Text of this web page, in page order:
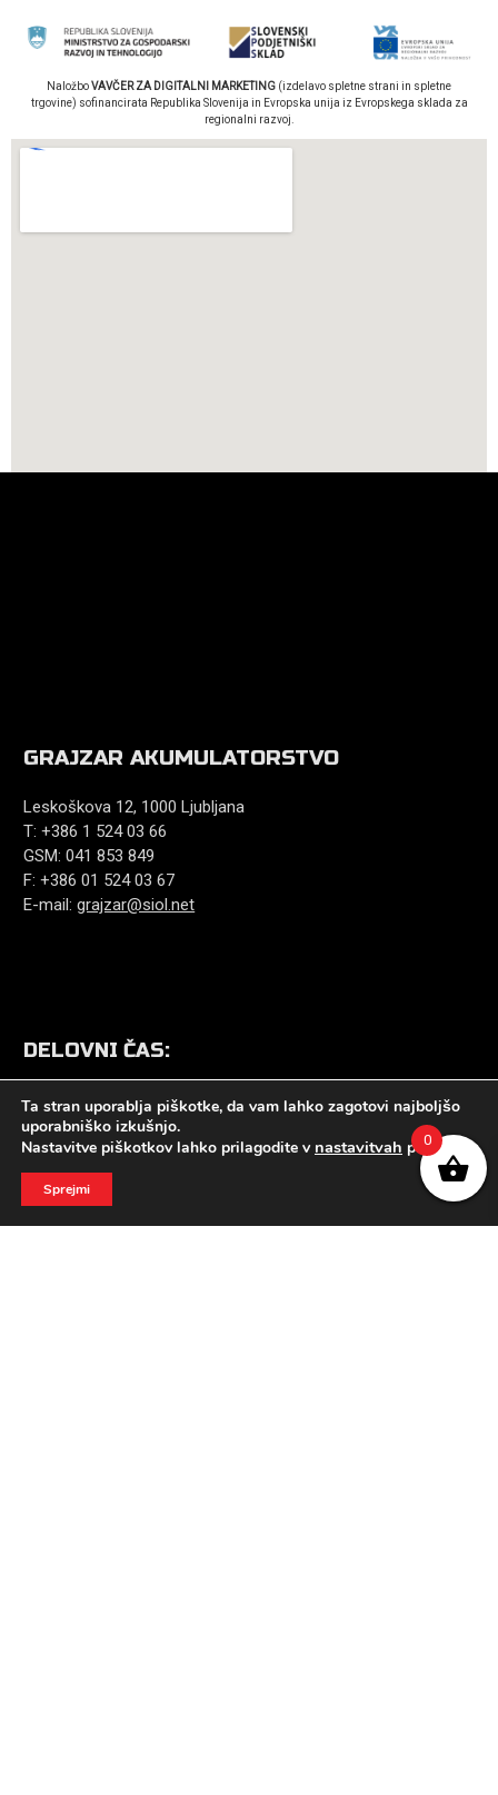
NaložboVAVČER ZA DIGITALNI MARKETING (izdelavo spletne strani in spletne
trgovine) sofinancirata Republika Slovenija in Evropska unija iz Evropskega sklada za
regionalni razvoj.
GRAJZAR AKUMULATORSTVO
Leskoškova 12, 1000 Ljubljana
T: +386 1 524 03 66
GSM: 041 853 849
F: +386 01 524 03 67
E-mail:grajzar@siol.net
DELOVNI ČAS:
SOB: 8. – 12. ure
nedelja in prazniki zaprto
Ta stran uporablja piškotke, da vam lahko zagotovi najboljšo
uporabniško izkušnjo.
Nastavitve piškotkov lahko prilagodite v nastavitvah piškotkov.
Sprejmi
0